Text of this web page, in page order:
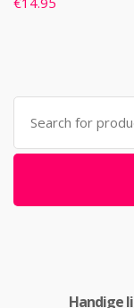
Search
for:
Handige